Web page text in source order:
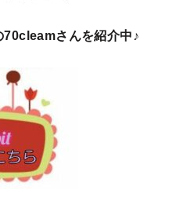
さんを紹介中♪